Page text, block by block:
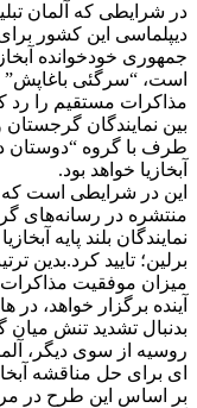
در شرایطی که آلمان
دیپلماسی این کشور
جمهوری خودخوانده
است، “سرگئی باغاپش”
مذاکرات مستقیم را رد
بین نمایندگان گرجستان
طرف با گروه “دوستان
آبخازیا خواهد بود.
این در شرایطی است که
منتشره در رسانه‌های
نمایندگان بلند پایه
برلین؛ تایید کرد.بدین
میزان موفقیت مذاکرات
آینده برگزار خواهد، در
بدنبال تشدید تنش میان
روسیه از سوی دیگر،
ای برای حل مناقشه
بر اساس این طرح در